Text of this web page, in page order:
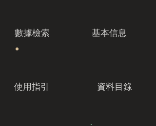
數據檢索 基本信息
使用指引 資料目錄